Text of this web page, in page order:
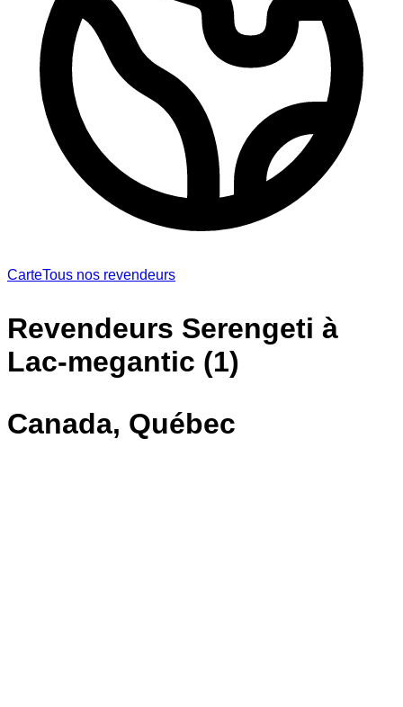
CarteTous nos revendeurs
Revendeurs Serengeti à
Lac-megantic (1)
Canada, Québec